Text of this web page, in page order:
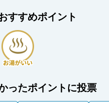
すすめポイント
ったポイントに投票